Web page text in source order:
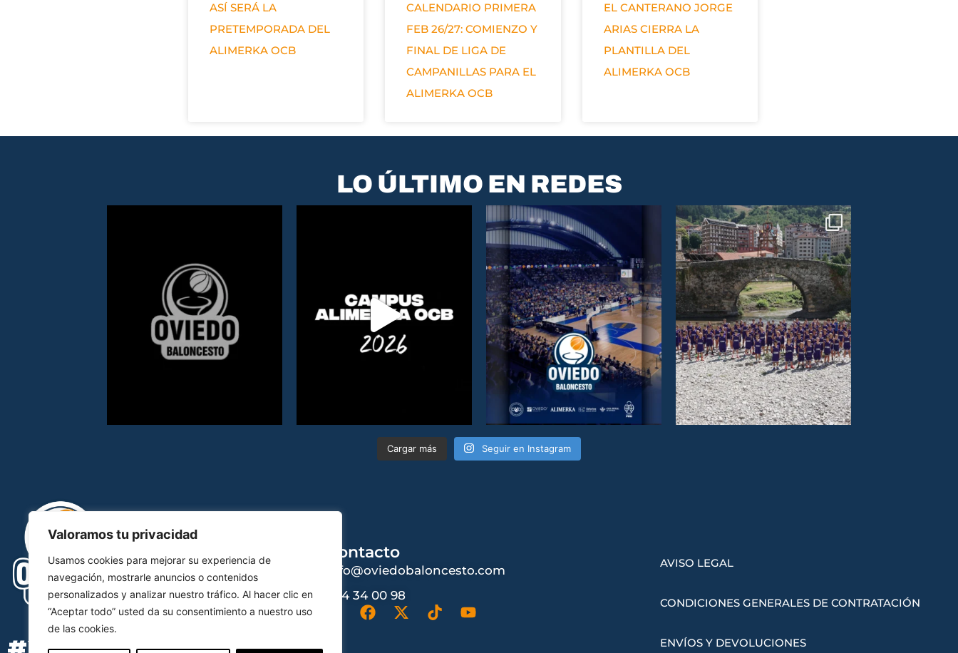
Valoramos tu privacidad
Usamos cookies para mejorar su experiencia de
navegación, mostrarle anuncios o contenidos
personalizados y analizar nuestro tráfico. Al hacer clic en
“Aceptar todo” usted da su consentimiento a nuestro uso
de las cookies.
ASÍ SERÁ LA
PRETEMPORADA DEL
ALIMERKA OCB
CALENDARIO PRIMERA
FEB 26/27: COMIENZO Y
FINAL DE LIGA DE
CAMPANILLAS PARA EL
ALIMERKA OCB
EL CANTERANO JORGE
ARIAS CIERRA LA
PLANTILLA DEL
ALIMERKA OCB
LO ÚLTIMO EN REDES
Cargar más Seguir en Instagram
Contacto
info@oviedobaloncesto.com
984 34 00 98
AVISO LEGAL
CONDICIONES GENERALES DE CONTRATACIÓN
ENVÍOS Y DEVOLUCIONES